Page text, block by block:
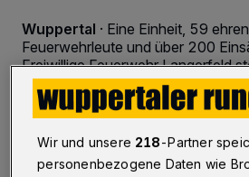
Wuppertal · Eine Einheit, 59
Feuerwehrleute und über 200
Freiwillige Feuerwehr Langerfeld
im Stadtteil – und darüber hinaus
rund um die Uhr zur Verfügung.
Wochenende laden die
bekämpfer zu einem besonderen
ihr 150-jähriges Bestehen.
Wir und unsere 218-Partner
personenbezogene Daten wie